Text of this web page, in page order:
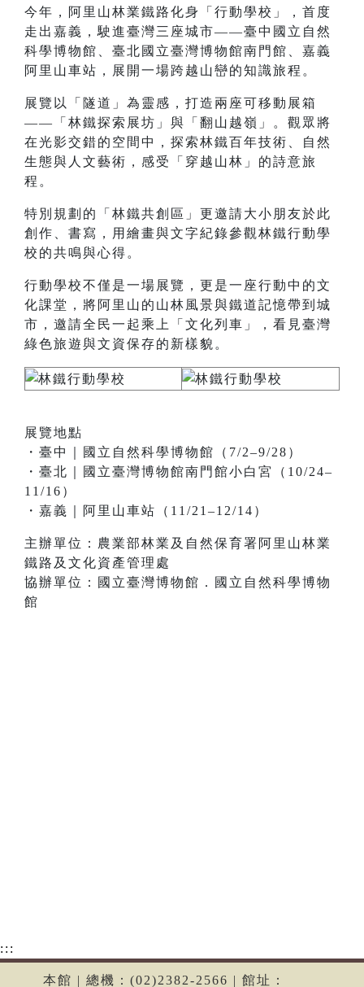
今年，阿里山林業鐵路化身「行動學校」，首度
走出嘉義，駛進臺灣三座城市——臺中國立自然
科學博物館、臺北國立臺灣博物館南門館、嘉義
阿里山車站，展開一場跨越山巒的知識旅程。
展覽以「隧道」為靈感，打造兩座可移動展箱
——「林鐵探索展坊」與「翻山越嶺」。觀眾將
在光影交錯的空間中，探索林鐵百年技術、自然
生態與人文藝術，感受「穿越山林」的詩意旅
程。
特別規劃的「林鐵共創區」更邀請大小朋友於此
創作、書寫，用繪畫與文字紀錄參觀林鐵行動學
校的共鳴與心得。
行動學校不僅是一場展覽，更是一座行動中的文
化課堂，將阿里山的山林風景與鐵道記憶帶到城
市，邀請全民一起乘上「文化列車」，看見臺灣
綠色旅遊與文資保存的新樣貌。
展覽地點
・臺中｜國立自然科學博物館（7/2–9/28）
・臺北｜國立臺灣博物館南門館小白宮（10/24–
11/16）
・嘉義｜阿里山車站（11/21–12/14）
主辦單位：農業部林業及自然保育署阿里山林業
鐵路及文化資產管理處
協辦單位：國立臺灣博物館．國立自然科學博物
館
:::
本館 | 總機：(02)2382-2566 | 館址：